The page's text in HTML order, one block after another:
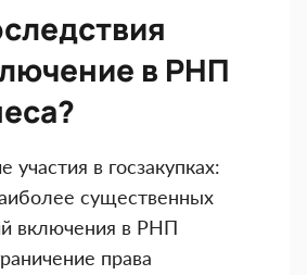
в РНП
участия в госзакупках:
существенных
включения в РНП
права